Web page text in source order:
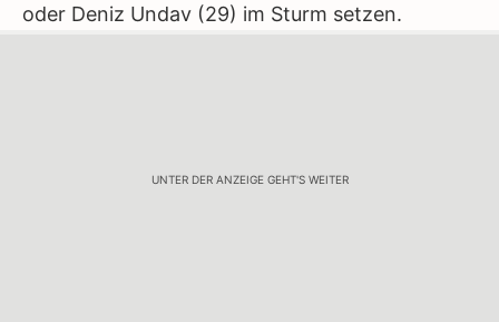
oder Deniz Undav (29) im Sturm setzen.
UNTER DER ANZEIGE GEHT'S WEITER